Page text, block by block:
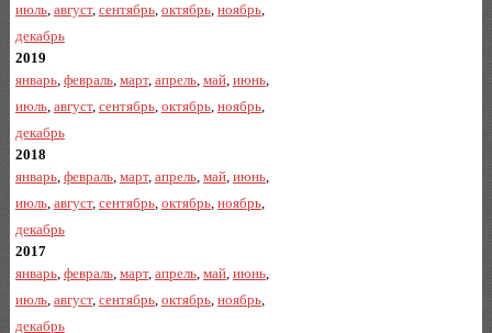
июль, август, сентябрь, октябрь, ноябрь,
декабрь
2019
январь, февраль, март, апрель, май, июнь,
июль, август, сентябрь, октябрь, ноябрь,
декабрь
2018
январь, февраль, март, апрель, май, июнь,
июль, август, сентябрь, октябрь, ноябрь,
декабрь
2017
январь, февраль, март, апрель, май, июнь,
июль, август, сентябрь, октябрь, ноябрь,
декабрь